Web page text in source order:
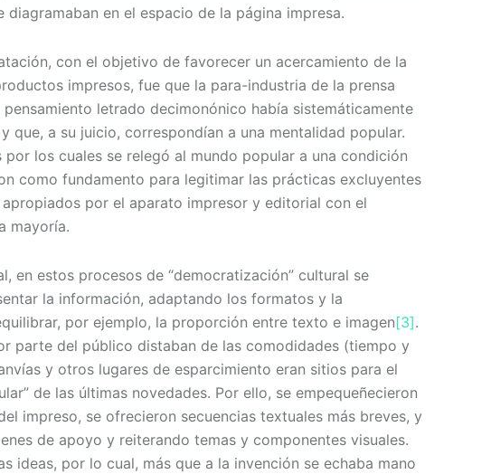
en el espacio de la página impresa.
con el objetivo de favorecer un acercamiento de la
impresos, fue que la para-industria de la prensa
letrado decimonónico había sistemáticamente
que, a su juicio, correspondían a una mentalidad popular.
los cuales se relegó al mundo popular a una condición
como fundamento para legitimar las prácticas excluyentes
por el aparato impresor y editorial con el
mayoría.
en estos procesos de “democratización” cultural se
la información, adaptando los formatos y la
por ejemplo, la proporción entre texto e imagen[3].
parte del público distaban de las comodidades (tiempo y
y otros lugares de esparcimiento eran sitios para el
de las últimas novedades. Por ello, se empequeñecieron
impreso, se ofrecieron secuencias textuales más breves, y
de apoyo y reiterando temas y componentes visuales.
ideas, por lo cual, más que a la invención se echaba mano